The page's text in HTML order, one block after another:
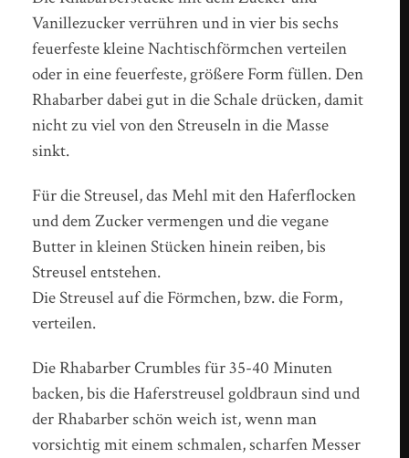
Vanillezucker verrühren und in vier bis sechs
feuerfeste kleine Nachtischförmchen verteilen
oder in eine feuerfeste, größere Form füllen. Den
Rhabarber dabei gut in die Schale drücken, damit
nicht zu viel von den Streuseln in die Masse
sinkt.
Für die Streusel, das Mehl mit den Haferflocken
und dem Zucker vermengen und die vegane
Butter in kleinen Stücken hinein reiben, bis
Streusel entstehen.
Die Streusel auf die Förmchen, bzw. die Form,
verteilen.
Die Rhabarber Crumbles für 35-40 Minuten
backen, bis die Haferstreusel goldbraun sind und
der Rhabarber schön weich ist, wenn man
vorsichtig mit einem schmalen, scharfen Messer